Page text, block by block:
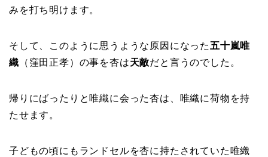
みを打ち明けます。
そして、このように思うような原因になった 五十嵐唯
織 （窪田正孝）の事を杏は天敵だと言うのでした。
帰りにばったりと唯織に会った杏は、唯織に荷物を持
たせます。
子どもの頃にもランドセルを杏に持たされていた唯織